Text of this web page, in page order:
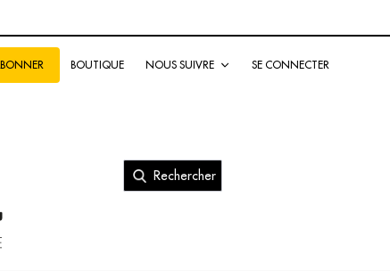
BOUTIQUE NOUS SUIVRE SE CONNECTER
Rechercher